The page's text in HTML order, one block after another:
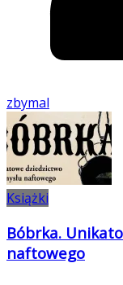
zbymal
Książki
Bóbrka.
naftowego